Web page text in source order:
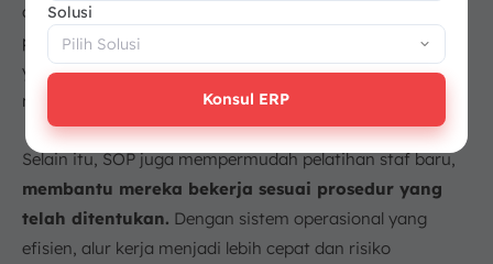
dari persiapan bahan makanan hingga penyajian kepada
pelanggan, akan terstandarisasi, memastikan kualitas
yang sama di berbagai situasi, baik saat jam sibuk
maupun tidak.
Selain itu, SOP juga mempermudah pelatihan staf baru,
membantu mereka bekerja sesuai prosedur yang
telah ditentukan. Dengan sistem operasional yang
efisien, alur kerja menjadi lebih cepat dan risiko
Solusi
Konsul ERP